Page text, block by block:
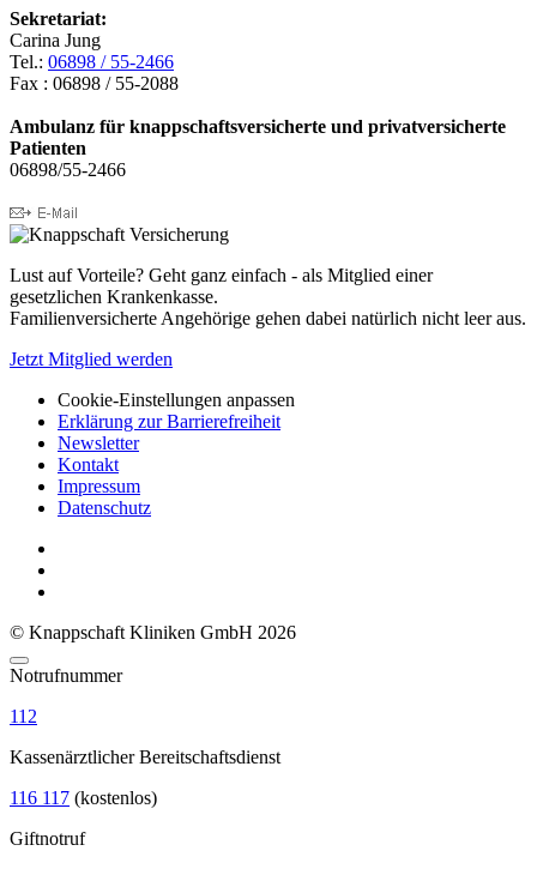
Sekretariat:
Carina Jung
Tel.: 06898 / 55-2466
Fax : 06898 / 55-2088
Ambulanz für knappschaftsversicherte und privatversicherte
Patienten
06898/55-2466
Lust auf Vorteile? Geht ganz einfach - als Mitglied einer
gesetzlichen Krankenkasse.
Familienversicherte Angehörige gehen dabei natürlich nicht leer aus.
Jetzt Mitglied werden
Cookie-Einstellungen anpassen
Erklärung zur Barrierefreiheit
Newsletter
Kontakt
Impressum
Datenschutz
© Knappschaft Kliniken GmbH 2026
Notrufnummer
112
Kassenärztlicher Bereitschaftsdienst
116 117 (kostenlos)
Giftnotruf